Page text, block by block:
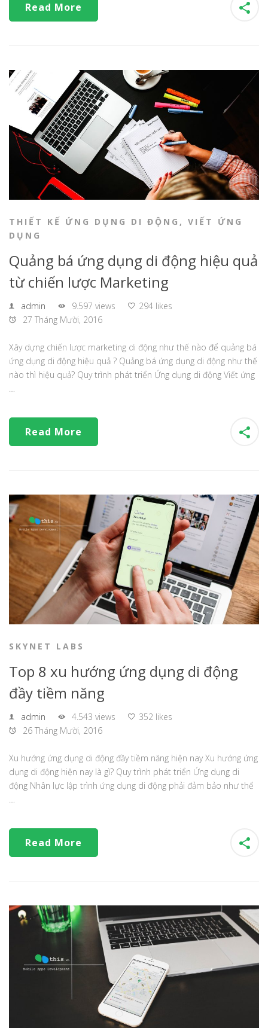
Read More
THIẾT KẾ ỨNG DỤNG DI ĐỘNG , VIẾT ỨNG
DỤNG
Quảng bá ứng dụng di động hiệu quả
từ chiến lược Marketing
admin 9.597 views
294 likes
27 Tháng Mười, 2016
Xây dựng chiến lược marketing di động như thế nào để quảng bá
ứng dụng di động hiệu quả ? Quảng bá ứng dụng di động như thế
nào thì hiệu quả? Quy trình phát triển Ứng dụng di động Viết ứng
…
Read More
SKYNET LABS
Top 8 xu hướng ứng dụng di động
đầy tiềm năng
admin 4.543 views
352 likes
26 Tháng Mười, 2016
Xu hướng ứng dụng di động đầy tiềm năng hiện nay Xu hướng ứng
dụng di động hiện nay là gì? Quy trình phát triển Ứng dụng di
động Nhân lực lập trình ứng dụng di động phải đảm bảo như thế
…
Read More